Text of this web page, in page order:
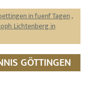
in fuenf Tagen,
Lichtenberg in
GÖTTINGEN